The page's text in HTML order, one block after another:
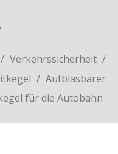
/ Verkehrssicherheit /
/ Aufblasbarer
für die Autobahn